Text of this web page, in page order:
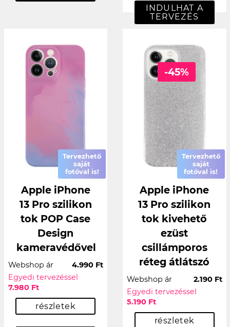
INDULHAT A
TERVEZÉS
Tervezhető
saját
fotóval is!
Apple iPhone
13 Pro szilikon
tok POP Case
Design
kameravédővel
Webshop ár
4.990 Ft
Egyedi tervezéssel
7.980 Ft
részletek
-45%
Tervezhető
saját
fotóval is!
Apple iPhone
13 Pro szilikon
tok kivehető
ezüst
csillámporos
réteg átlátszó
Webshop ár
2.190 Ft
Egyedi tervezéssel
5.190 Ft
részletek